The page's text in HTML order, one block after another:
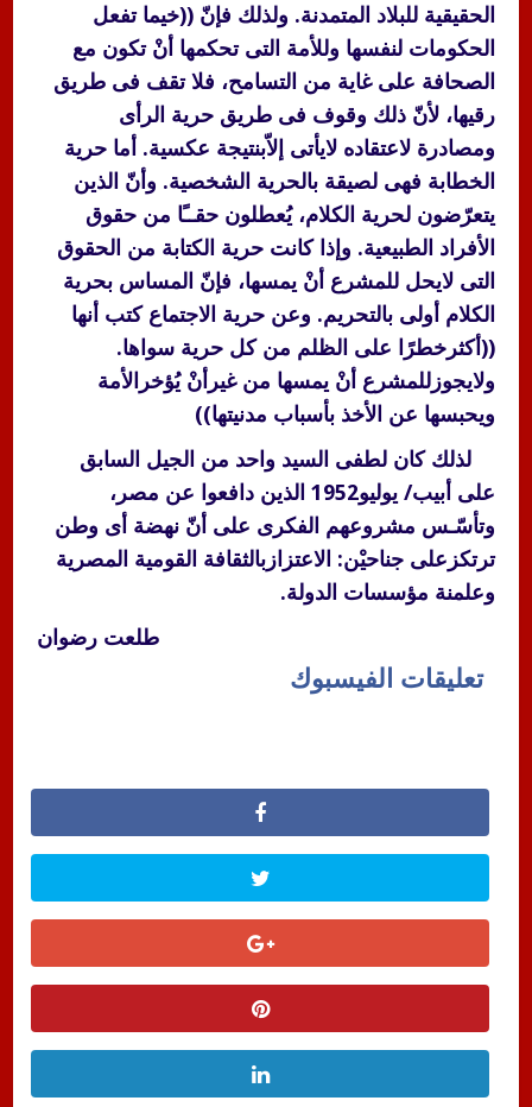
الحقيقية للبلاد المتمدنة. ولذلك فإنّ ((خيما تفعل
الحكومات لنفسها وللأمة التى تحكمها أنْ تكون مع
الصحافة على غاية من التسامح، فلا تقف فى طريق
رقيها، لأنّ ذلك وقوف فى طريق حرية الرأى
ومصادرة لاعتقاده لايأتى إلاّبنتيجة عكسية. أما حرية
الخطابة فهى لصيقة بالحرية الشخصية. وأنّ الذين
يتعرّضون لحرية الكلام، يُعطلون حقــًا من حقوق
الأفراد الطبيعية. وإذا كانت حرية الكتابة من الحقوق
التى لايحل للمشرع أنْ يمسها، فإنّ المساس بحرية
الكلام أولى بالتحريم. وعن حرية الاجتماع كتب أنها
((أكثرخطرًا على الظلم من كل حرية سواها.
ولايجوزللمشرع أنْ يمسها من غيرأنْ يُؤخرالأمة
ويحبسها عن الأخذ بأسباب مدنيتها))
لذلك كان لطفى السيد واحد من الجيل السابق
على أبيب/ يوليو1952 الذين دافعوا عن مصر،
وتأسّـس مشروعهم الفكرى على أنّ نهضة أى وطن
ترتكزعلى جناحيْن: الاعتزازبالثقافة القومية المصرية
وعلمنة مؤسسات الدولة.
طلعت رضوان
تعليقات الفيسبوك